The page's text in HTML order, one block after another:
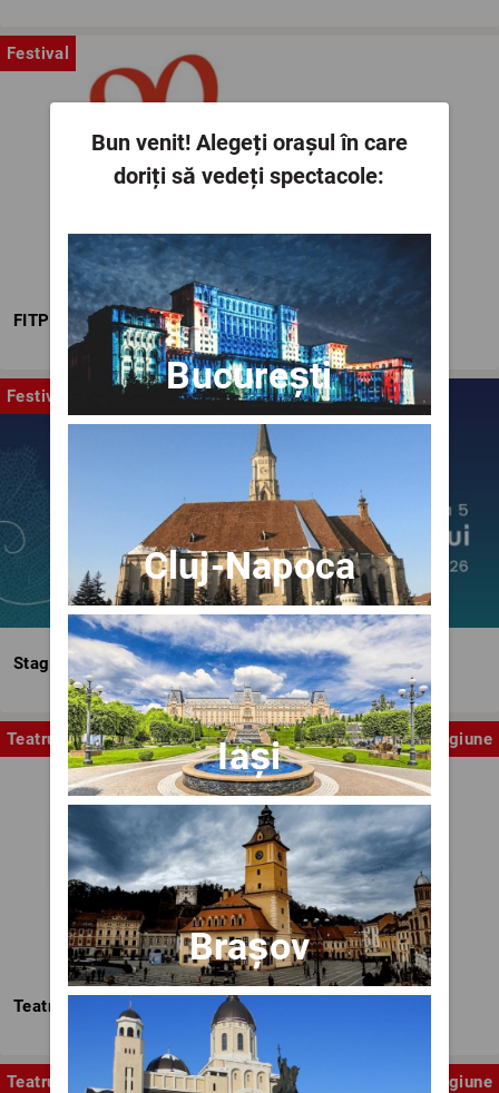
Festival
FITPTI
Festival
Stagiunea Estivală a Artelor Spectacolului
Teatru Stagiune
Teatrul Nottara
Teatru Stagiune
Bun venit!Alegeți orașul în care
doriți să vedeți spectacole:
București
Cluj-Napoca
Iași
Brașov